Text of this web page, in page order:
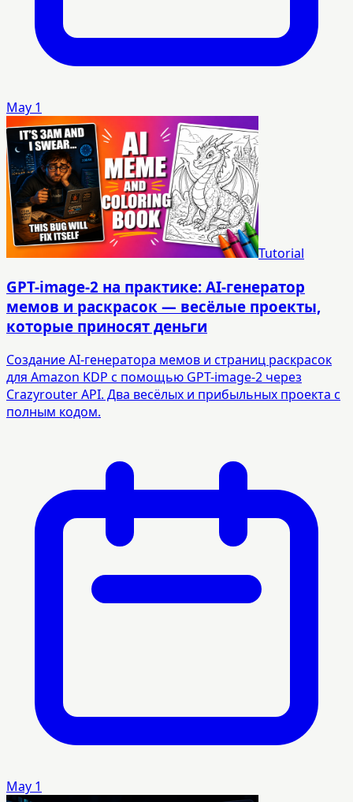
May 1
Tutorial
GPT-image-2 на практике: AI-генератор
мемов и раскрасок — весёлые проекты,
которые приносят деньги
Создание AI-генератора мемов и страниц раскрасок
для Amazon KDP с помощью GPT-image-2 через
Crazyrouter API. Два весёлых и прибыльных проекта с
полным кодом.
May 1